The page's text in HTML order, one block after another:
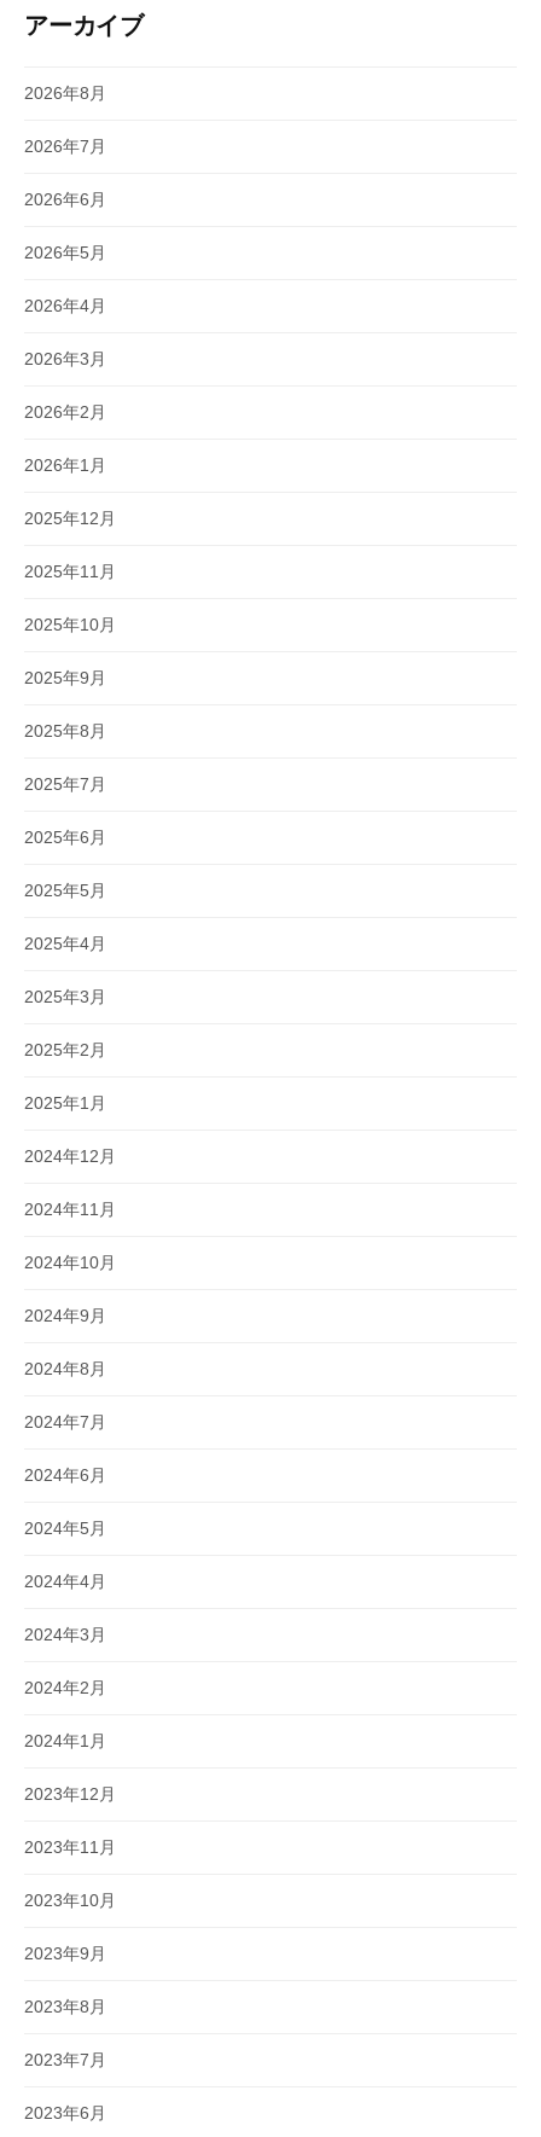
アーカイブ
2026年8月
2026年7月
2026年6月
2026年5月
2026年4月
2026年3月
2026年2月
2026年1月
2025年12月
2025年11月
2025年10月
2025年9月
2025年8月
2025年7月
2025年6月
2025年5月
2025年4月
2025年3月
2025年2月
2025年1月
2024年12月
2024年11月
2024年10月
2024年9月
2024年8月
2024年7月
2024年6月
2024年5月
2024年4月
2024年3月
2024年2月
2024年1月
2023年12月
2023年11月
2023年10月
2023年9月
2023年8月
2023年7月
2023年6月